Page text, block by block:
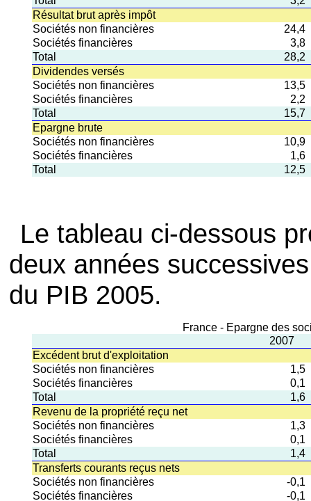
Résultat brut après impôt
Sociétés non financières
24,4
Sociétés financières
3,8
Total
28,2
Dividendes versés
Sociétés non financières
13,5
Sociétés financières
2,2
Total
15,7
Epargne brute
Sociétés non financières
10,9
Sociétés financières
1,6
Total
12,5
Le tableau ci-dessous
deux années
du PIB 2005.
France - Epargne des
2007
Excédent brut d'exploitation
Sociétés non financières
1,5
Sociétés financières
0,1
Total
1,6
Revenu de la propriété reçu net
Sociétés non financières
1,3
Sociétés financières
0,1
Total
1,4
Transferts courants reçus nets
Sociétés non financières
-0,1
Sociétés financières
-0,1